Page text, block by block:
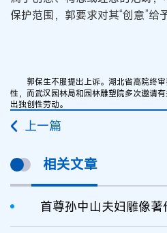
保护范围，郭要求对其“创意”给
郭保生不服提出上诉。湖北省高院终审
性，而武汉园林局和园林雕塑院多次邀请
出独创性劳动。
上一篇
相关文章